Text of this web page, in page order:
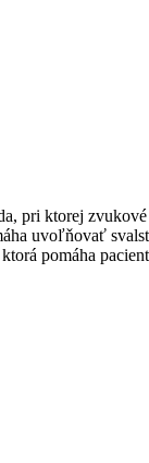
pri ktorej
uvoľňovať
pomáha